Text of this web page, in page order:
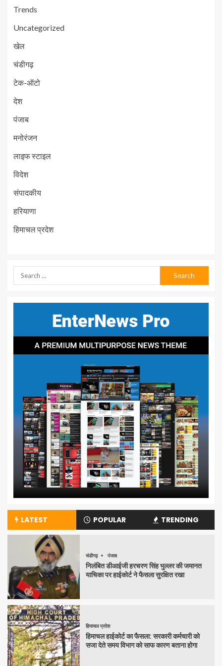
Trends
Uncategorized
खेल
चंडीगढ़
टेक-ऑटो
देश
पंजाब
मनोरंजन
लाइफ स्टाइल
विदेश
संपादकीय
हरियाणा
हिमाचल प्रदेश
LATEST POPULAR TRENDING
चंडीगढ़ पंजाब
निलंबित डीआईजी हरचरण सिंह भुल्लर की जमानत
याचिका पर हाईकोर्ट ने फैसला सुरक्षित रखा
हिमाचल प्रदेश
हिमाचल हाईकोर्ट का फैसला: सरकारी कर्मचारी को
सजा देते समय विभाग को साफ कारण बताना होगा